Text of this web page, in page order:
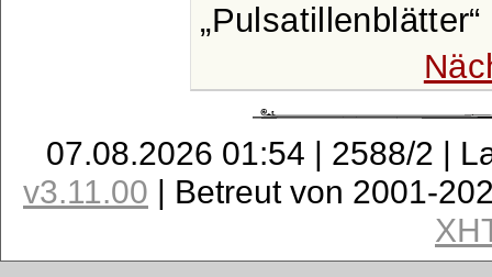
Pulsatillenblätter
07.08.2026 01:54 | 2588/2 |
v3.11.00 | Betreut von 2001-